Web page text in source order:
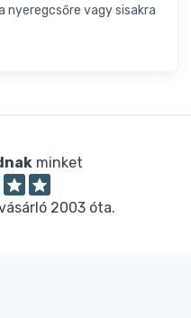
nyeregcsőre vagy sisakra
minket
2003 óta.